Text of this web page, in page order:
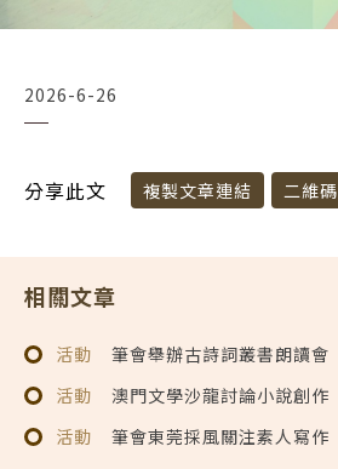
2026-6-26
分享此文 複製文章連結 二維碼
相關文章
活動
筆會舉辦古詩詞叢書朗讀會
活動
澳門文學沙龍討論小說創作
活動
筆會東莞採風關注素人寫作